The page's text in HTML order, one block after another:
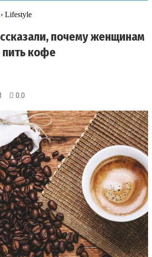
› Lifestyle
почему женщинам
кофе
0.0